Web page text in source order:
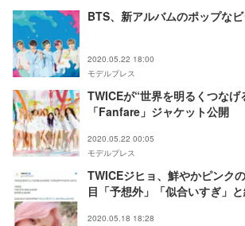
BTS、新アルバムのポップな
2020.05.22 18:00
モデルプレス
TWICEが“世界を明るくつなげ
「Fanfare」ジャケット公開
2020.05.22 00:05
モデルプレス
TWICEジヒョ、鮮やかピンク
目「予想外」「似合いすぎ」
2020.05.18 18:28